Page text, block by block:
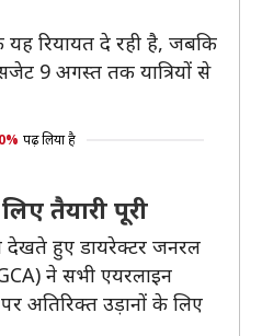
रियायत दे रही है, जबकि
9 अगस्त तक यात्रियों से
पढ़ लिया है
तैयारी पूरी
देखते हुए डायरेक्टर जनरल
ने सभी एयरलाइन
अतिरिक्त उड़ानों के लिए